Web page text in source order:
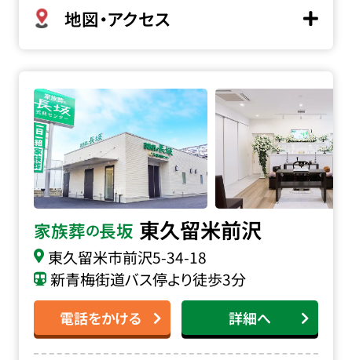
地図・アクセス
家族葬の長坂 東久留米前沢
東久留米市前沢5-34-18
新青梅街道バス停より徒歩3分
電話をかける 詳細へ